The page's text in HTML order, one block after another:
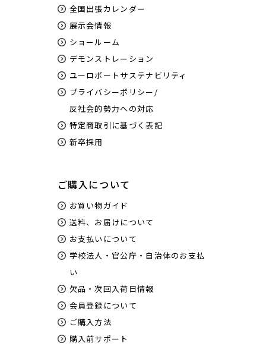
全国出張カレンダー
展示会情報
ショールーム
デモンストレーション
ユーロポートサステナビリティ
プライバシーポリシー/
反社会的勢力への対応
特定商取引に基づく表記
新卒採用
ご購入について
お買い物ガイド
送料、お届けについて
お支払いについて
学校法人・官公庁・自治体のお支払
い
欠品・次回入荷日情報
会員登録について
ご購入方法
購入前サポート